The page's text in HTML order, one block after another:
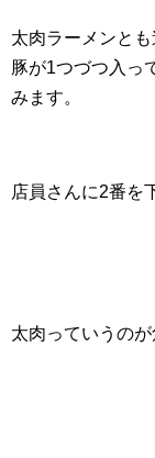
太肉ラーメンと
豚が1つづつ入っ
みます。
店員さんに2番を
太肉っていうのが